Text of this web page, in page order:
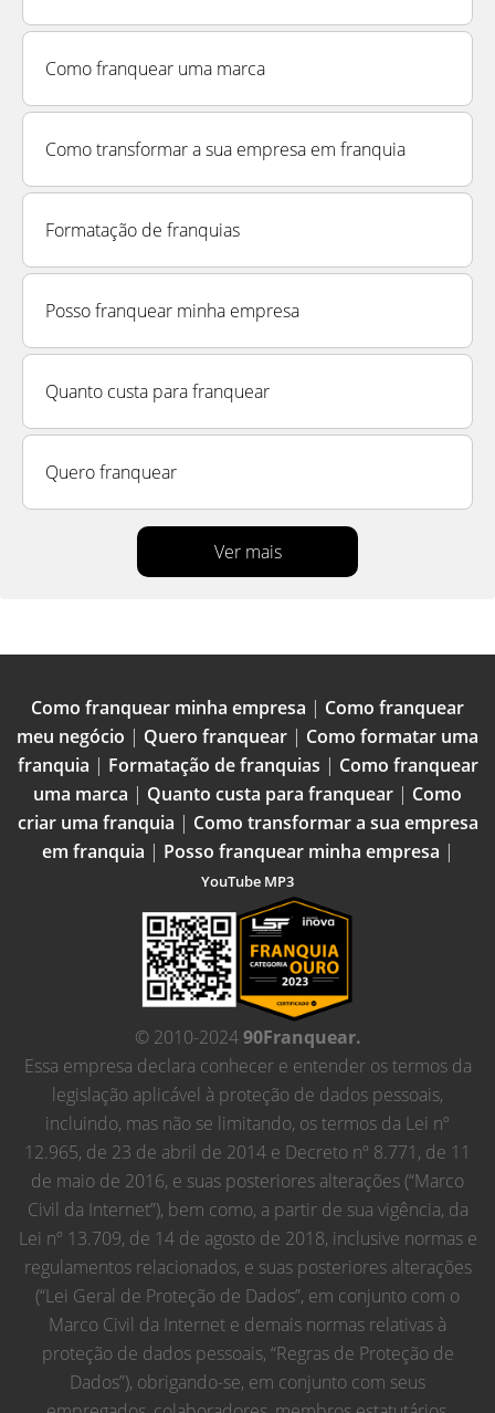
Como franquear uma marca
Como transformar a sua empresa em franquia
Formatação de franquias
Posso franquear minha empresa
Quanto custa para franquear
Quero franquear
Ver mais
Como franquear minha empresa | Como franquear
meu negócio | Quero franquear | Como formatar uma
franquia | Formatação de franquias | Como franquear
uma marca | Quanto custa para franquear | Como
criar uma franquia | Como transformar a sua empresa
em franquia | Posso franquear minha empresa |
YouTube MP3
© 2010-202490Franquear.
Essa empresa declara conhecer e entender os termos da
legislação aplicável à proteção de dados pessoais,
incluindo, mas não se limitando, os termos da Lei nº
12.965, de 23 de abril de 2014 e Decreto nº 8.771, de 11
de maio de 2016, e suas posteriores alterações (“Marco
Civil da Internet”), bem como, a partir de sua vigência, da
Lei nº 13.709, de 14 de agosto de 2018, inclusive normas e
regulamentos relacionados, e suas posteriores alterações
(“Lei Geral de Proteção de Dados”, em conjunto com o
Marco Civil da Internet e demais normas relativas à
proteção de dados pessoais, “Regras de Proteção de
Dados”), obrigando-se, em conjunto com seus